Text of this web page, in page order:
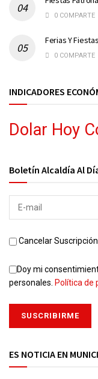
0 COMPARTE
Ferias Y
0 COMPARTE
INDICADORES
Dolar Hoy
Boletín Alcaldía Al
Cancelar Suscripción
Doy mi
personales. Política de
ES NOTICIA EN